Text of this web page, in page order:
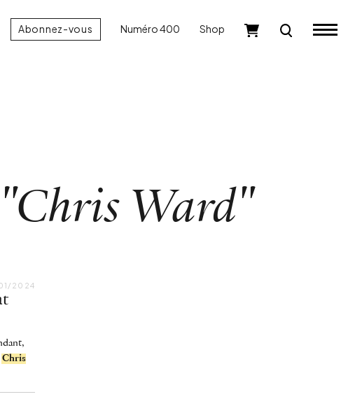
Abonnez-vous Numéro 400 Shop
"Chris Ward"
2024
Chris